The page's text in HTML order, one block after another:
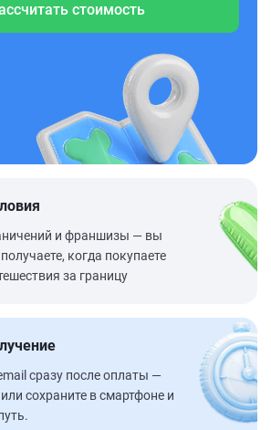
стоимость
и франшизы — вы
когда покупаете
за границу
сразу после оплаты —
сохраните в смартфоне и